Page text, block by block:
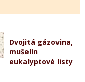
Dvojitá gázovina,
mušelín
eukalyptové listy